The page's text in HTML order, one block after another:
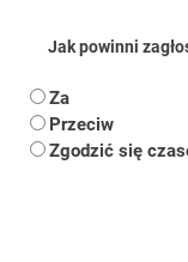
Jak powinni
Za
Przeciw
Zgodzić się